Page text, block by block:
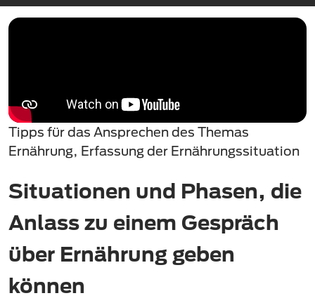
Tipps für das Ansprechen des Themas
Ernährung, Erfassung der Ernährungssituation
Situationen und Phasen, die
Anlass zu einem Gespräch
über Ernährung geben
können